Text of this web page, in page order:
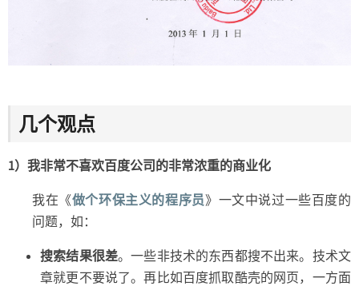
几个观点
1）我非常不喜欢百度公司的非常浓重的商业化
我在《做个环保主义的程序员》一文中说过一些百度的
问题，如：
搜索结果很差。一些非技术的东西都搜不出来。技术文
章就更不要说了。再比如百度抓取酷壳的网页，一方面